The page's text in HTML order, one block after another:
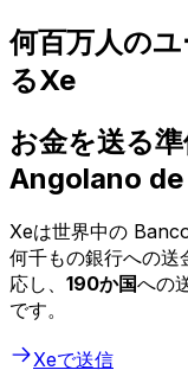
何百万人の
るXe
お金を送る
Angolano
Xeは世界中の
何千もの銀行への送
応し、 190か国への
です。
Xeで送信